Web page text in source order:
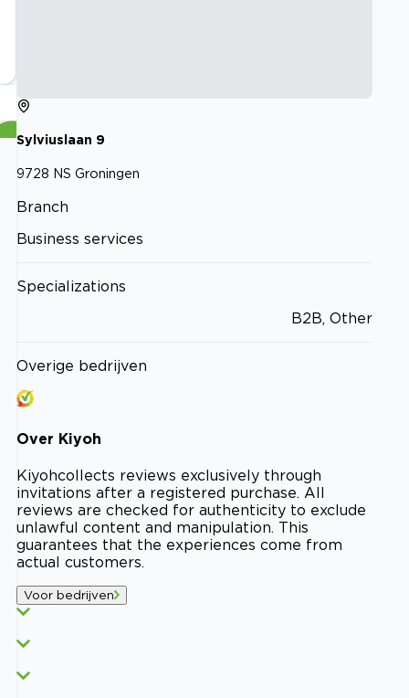
Sylviuslaan 9
9728 NS Groningen
Branch
Business services
Specializations
B2B, Other
Overige bedrijven
Over Kiyoh
Kiyohcollects reviews exclusively through
invitations after a registered purchase. All
reviews are checked for authenticity to exclude
unlawful content and manipulation. This
guarantees that the experiences come from
actual customers.
Voor bedrijven